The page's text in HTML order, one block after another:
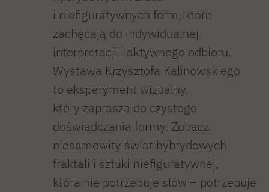
i niefiguratywnych form, które
zachęcają do indywidualnej
interpretacji i aktywnego odbioru.
Wystawa Krzysztofa Kalinowskiego
to eksperyment wizualny,
który zaprasza do czystego
doświadczania formy. Zobacz
niesamowity świat hybrydowych
fraktali i sztuki niefiguratywnej,
która nie potrzebuje słów – potrzebuje